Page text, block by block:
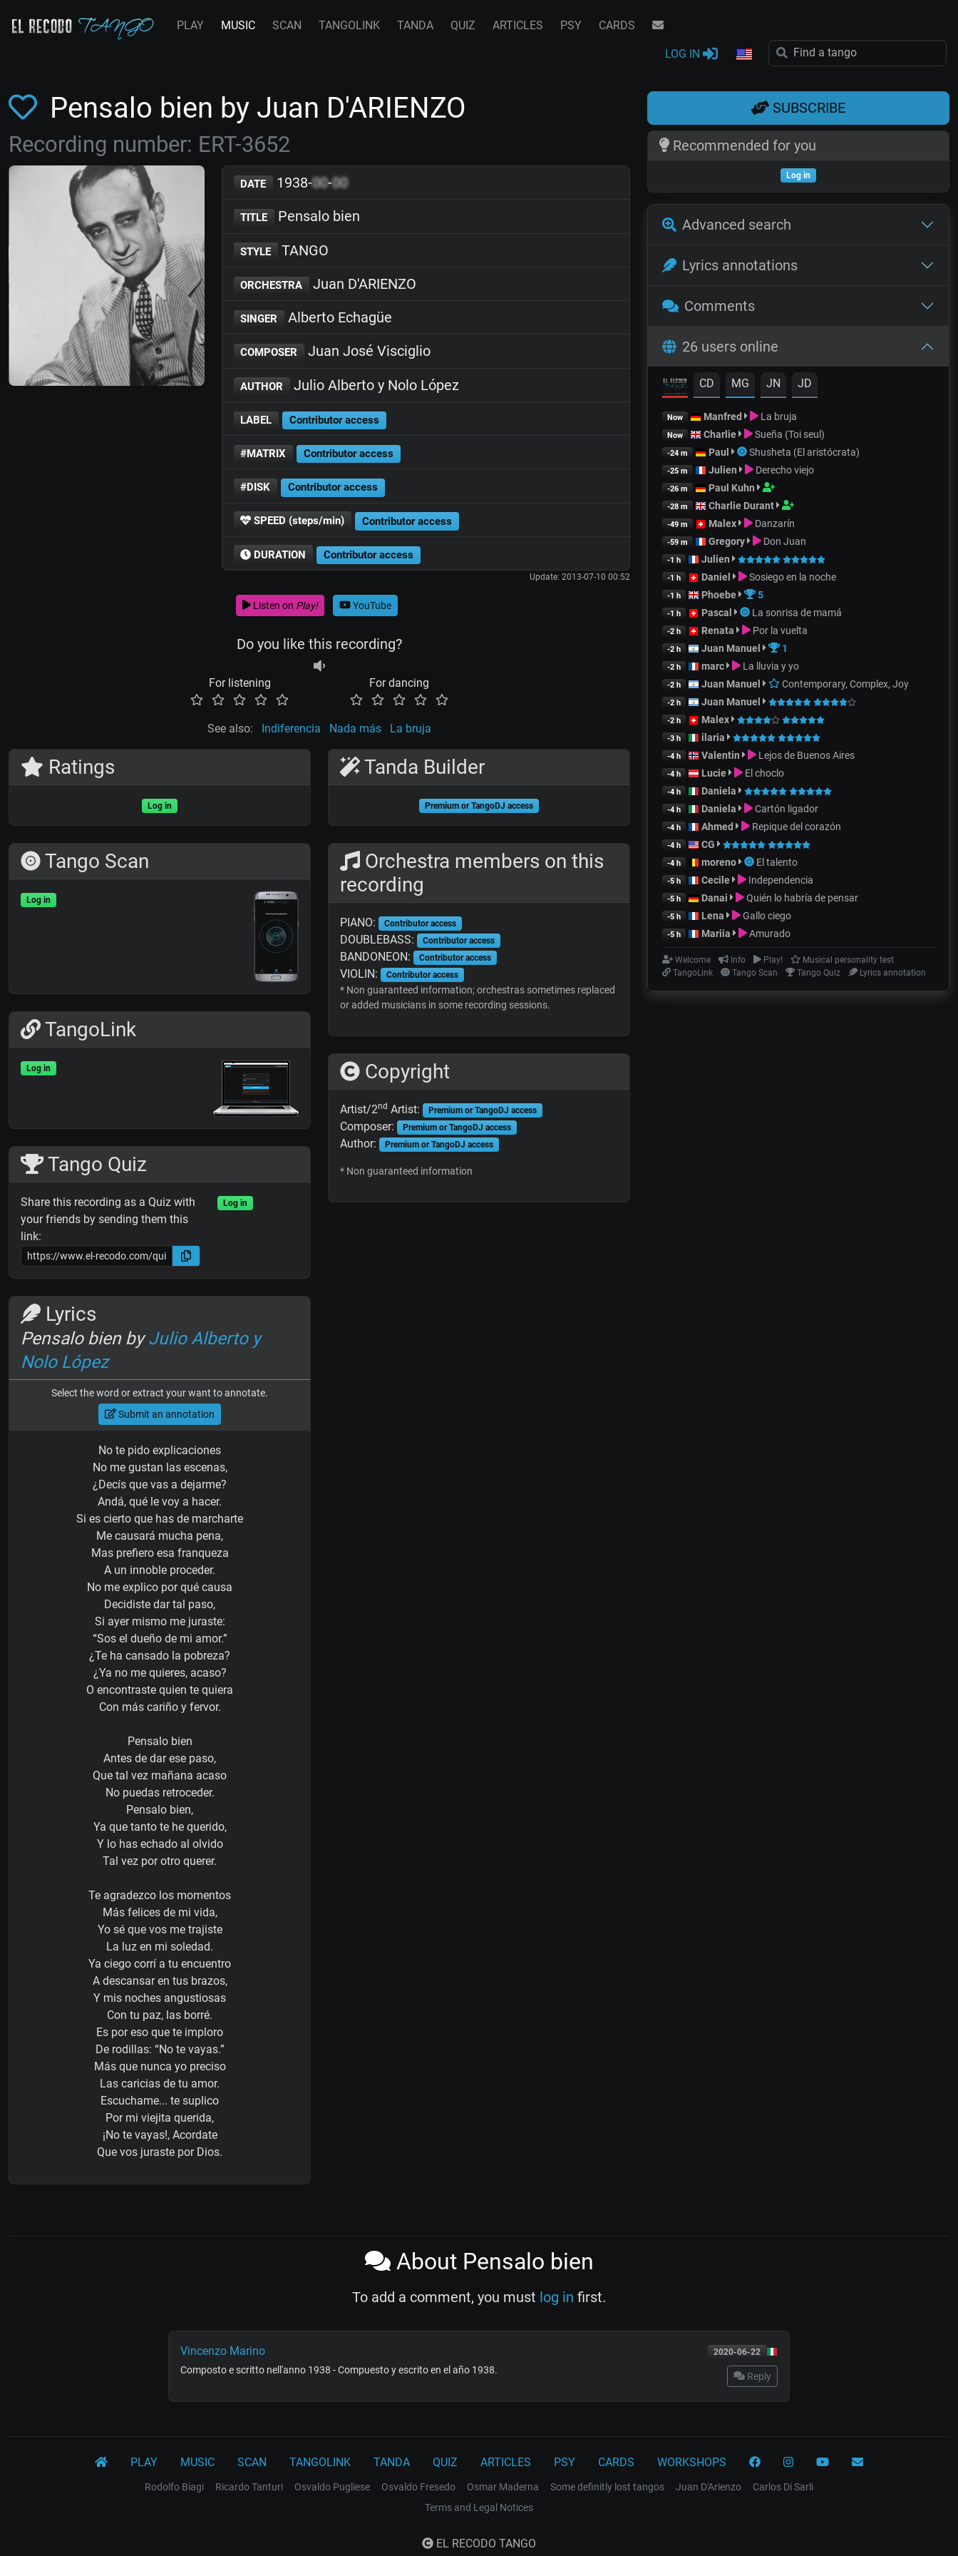
PLAY MUSIC SCAN TANGOLINK TANDA QUIZ ARTICLES PSY CARDS
LOG IN
Pensalo bien by Juan D'ARIENZO
Recording number: ERT-3652
DATE 1938-00-00
TITLE Pensalo bien
STYLE TANGO
ORCHESTRA Juan D'ARIENZO
SINGER Alberto Echagüe
COMPOSER Juan José Visciglio
AUTHOR Julio Alberto y Nolo López
LABEL Contributor access
#MATRIX Contributor access
#DISK Contributor access
SPEED (steps/min) Contributor access
DURATION Contributor access
Update: 2013-07-10 00:52
Listen on Play! YouTube
Do you like this recording?
For listening For dancing
See also: Indiferencia Nada más La bruja
Ratings
Log in
Tango Scan
Log in
TangoLink
Log in
Tango Quiz
Share this recording as a Quiz with
your friends by sending them this
link:
Log in
Lyrics
Pensalo bien byJulio Alberto y
Nolo López
Select the word or extract your want to annotate.
Submit an annotation
No te pido explicaciones
No me gustan las escenas,
¿Decís que vas a dejarme?
Andá, qué le voy a hacer.
Si es cierto que has de marcharte
Me causará mucha pena,
Mas prefiero esa franqueza
A un innoble proceder.
No me explico por qué causa
Decidiste dar tal paso,
Si ayer mismo me juraste:
“Sos el dueño de mi amor.”
¿Te ha cansado la pobreza?
¿Ya no me quieres, acaso?
O encontraste quien te quiera
Con más cariño y fervor.
Pensalo bien
Antes de dar ese paso,
Que tal vez mañana acaso
No puedas retroceder.
Pensalo bien,
Ya que tanto te he querido,
Y lo has echado al olvido
Tal vez por otro querer.
Te agradezco los momentos
Más felices de mi vida,
Yo sé que vos me trajiste
La luz en mi soledad.
Ya ciego corrí a tu encuentro
A descansar en tus brazos,
Y mis noches angustiosas
Con tu paz, las borré.
Es por eso que te imploro
De rodillas: “No te vayas.”
Más que nunca yo preciso
Las caricias de tu amor.
Escuchame... te suplico
Por mi viejita querida,
¡No te vayas!, Acordate
Que vos juraste por Dios.
Tanda Builder
Premium or TangoDJ access
Orchestra members on this
recording
PIANO: Contributor access
DOUBLEBASS: Contributor access
BANDONEON: Contributor access
VIOLIN: Contributor access
* Non guaranteed information; orchestras sometimes replaced
or added musicians in some recording sessions.
Copyright
Artist/2nd Artist: Premium or TangoDJ access
Composer: Premium or TangoDJ access
Author: Premium or TangoDJ access
* Non guaranteed information
SUBSCRIBE
Recommended for you
Log in
Advanced search
Lyrics annotations
Comments
26 users online
CD MG JN JD
Now Manfred La bruja
Now Charlie Sueña (Toi seul)
-24 m Paul Shusheta (El aristócrata)
-25 m Julien Derecho viejo
-26 m Paul Kuhn
-28 m Charlie Durant
-49 m Malex Danzarín
-59 m Gregory Don Juan
-1 h Julien
-1 h Daniel Sosiego en la noche
-1 h Phoebe 5
-1 h Pascal La sonrisa de mamá
-2 h Renata Por la vuelta
-2 h Juan Manuel 1
-2 h marc La lluvia y yo
-2 h Juan Manuel Contemporary, Complex, Joy
-2 h Juan Manuel
-2 h Malex
-3 h ilaria
-4 h Valentin Lejos de Buenos Aires
-4 h Lucie El choclo
-4 h Daniela
-4 h Daniela Cartón ligador
-4 h Ahmed Repique del corazón
-4 h CG
-4 h moreno El talento
-5 h Cecile Independencia
-5 h Danai Quién lo habría de pensar
-5 h Lena Gallo ciego
-5 h Mariia Amurado
Welcome Info Play!
Musical personality test
TangoLink
Tango Scan Tango Quiz Lyrics annotation
About Pensalo bien
To add a comment, you must log in first.
2020-06-22
Vincenzo Marino
Reply
Composto e scritto nell'anno 1938 - Compuesto y escrito en el año 1938.
PLAY MUSIC SCAN TANGOLINK TANDA QUIZ ARTICLES PSY CARDS WORKSHOPS
Rodolfo Biagi Ricardo Tanturi Osvaldo Pugliese Osvaldo Fresedo Osmar Maderna Some definitly lost tangos Juan D'Arienzo
Carlos Di Sarli
Terms and Legal Notices
EL RECODO TANGO